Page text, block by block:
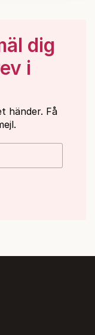
dig
i
händer. Få